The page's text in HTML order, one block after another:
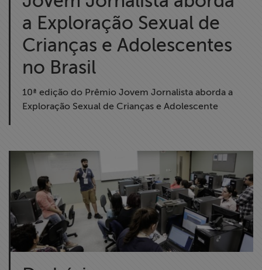
a Exploração Sexual de
Crianças e Adolescentes
no Brasil
10ª edição do Prêmio Jovem Jornalista aborda a
Exploração Sexual de Crianças e Adolescente